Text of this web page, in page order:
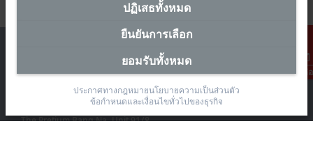
การติดต่อ
สำนักงานผู้แทนประเทศไทย
The Pretium Bang Na, Unit 91/8
ปฏิเสธทั้งหมด
ยืนยันการเลือก
ยอมรับทั้งหมด
ประกาศทางกฎหมายนโยบายความเป็นส่วนตัว
ข้อกำหนดและเงื่อนไขทั่วไปของธุรกิจ